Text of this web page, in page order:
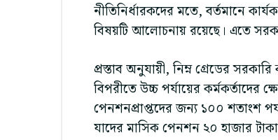
নীতিনির্ধারকদের মতে, বর্তমানে
বিষয়টি আলোচনায় রয়েছে। এতে
প্রস্তাব অনুযায়ী, নিম্ন গ্রেডের
বিপরীতে উচ্চ পর্যায়ের কর্মকর্তাদের
পেনশনপ্রাপ্তদের জন্য ১০০ শতাংশ
যাদের মাসিক পেনশন ২০ হাজার